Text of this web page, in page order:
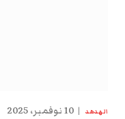
الهدهد 10 نوفمبر، 2025